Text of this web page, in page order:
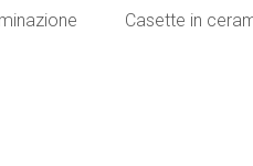
Casette in